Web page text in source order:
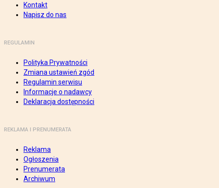
Kontakt
Napisz do nas
REGULAMIN
Polityka Prywatności
Zmiana ustawień zgód
Regulamin serwisu
Informacje o nadawcy
Deklaracja dostępności
REKLAMA I PRENUMERATA
Reklama
Ogłoszenia
Prenumerata
Archiwum